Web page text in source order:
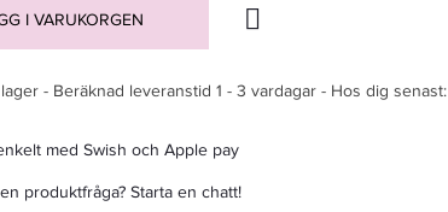
I VARUKORGEN
lager - Beräknad leveranstid 1 - 3 vardagar - Hos dig senast:
med Swish och Apple pay
produktfråga? Starta en chatt!